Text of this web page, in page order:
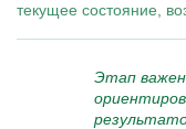
текущее состояние,
Этап